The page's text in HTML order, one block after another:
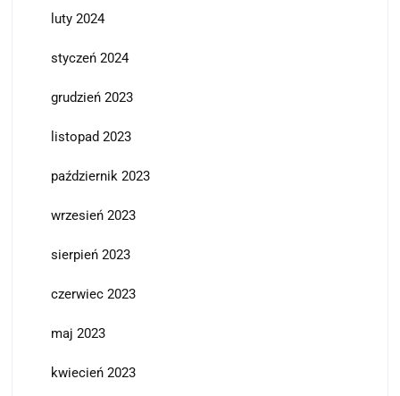
luty 2024
styczeń 2024
grudzień 2023
listopad 2023
październik 2023
wrzesień 2023
sierpień 2023
czerwiec 2023
maj 2023
kwiecień 2023